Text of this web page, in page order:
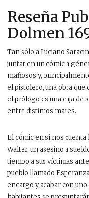
Reseña
Dolmen
Tan sólo a Luciano
juntar en un cómic a
mafiosos y,
el pistolero, una obra que
el prólogo es una caja de
entre distintos mares.
El cómic en sí nos
Walter, un asesino a
tiempo a sus víctimas
pueblo llamado
encargo y acabar con